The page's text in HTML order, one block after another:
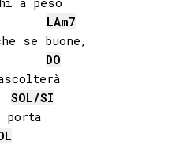
LAm7
se buone,
DO
SOL/SI
porta